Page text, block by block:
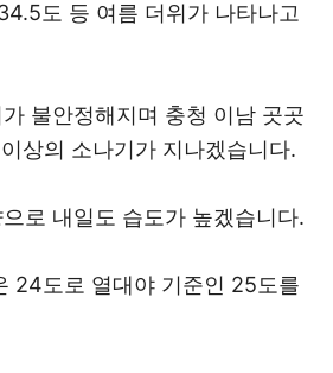
도 등 여름 더위가 나타나고
불안정해지며 충청 이남 곳곳
상의 소나기가 지나겠습니다.
로 내일도 습도가 높겠습니다.
24도로 열대야 기준인 25도를